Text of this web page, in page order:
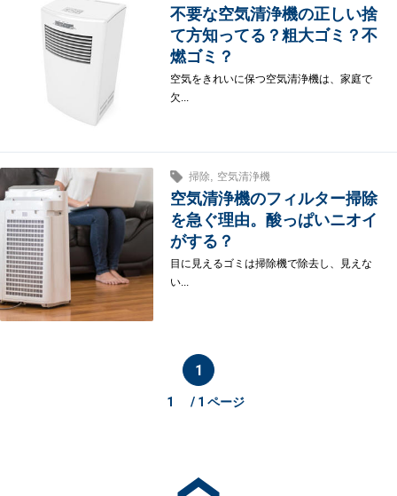
不要な空気清浄機の正しい捨
て方知ってる？粗大ゴミ？不
燃ゴミ？
空気をきれいに保つ空気清浄機は、家庭で
欠...
掃除, 空気清浄機
空気清浄機のフィルター掃除
を急ぐ理由。酸っぱいニオイ
がする？
目に見えるゴミは掃除機で除去し、見えな
い...
1
/ 1 ページ